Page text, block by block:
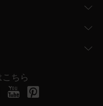
ちら